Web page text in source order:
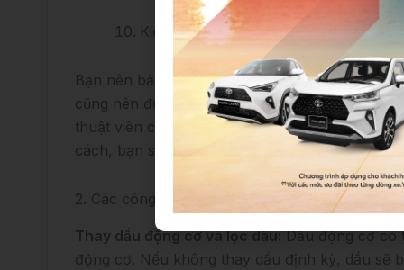
Kiểm tra và thay pin xe
Bạn nên bảo dưỡng xe Toyota định kỳ theo
cũng nên đưa xe đến các trung tâm bảo
thuật viên chuyên nghiệp và sử dụng các phụ
cách, bạn sẽ giữ cho xe luôn trong tình trạng
2. Các công việc cần làm để bảo dưỡng xe
Thay dầu động cơ và lọc dầu:Dầu động cơ có
động cơ. Nếu không thay dầu định kỳ, dầu sẽ